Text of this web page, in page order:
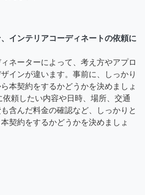
インテリアコーディネートの依頼に
ネーターによって、考え方やアプロ
インが違います。事前に、しっかり
本契約をするかどうかを決めましょ
依頼したい内容や日時、場所、交通
含んだ料金の確認など、しっかりと
契約をするかどうかを決めましょ